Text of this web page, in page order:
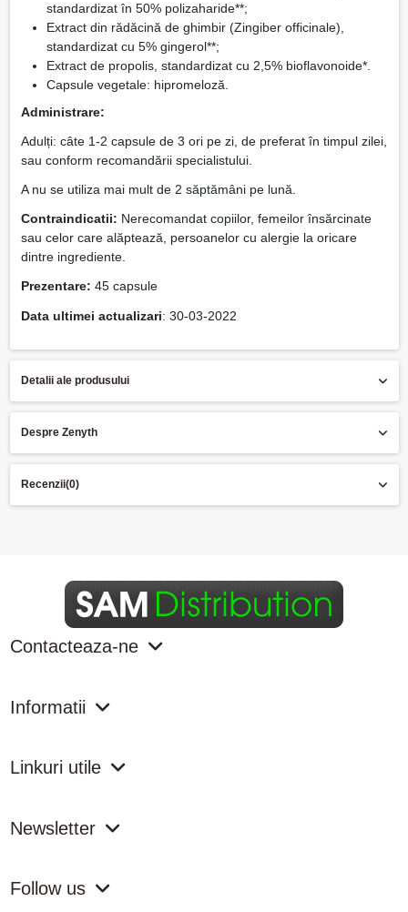
standardizat în 50% polizaharide**;
Extract din rădăcină de ghimbir (Zingiber officinale),
standardizat cu 5% gingerol**;
Extract de propolis, standardizat cu 2,5% bioflavonoide*.
Capsule vegetale: hipromeloză.
Administrare:
Adulți: câte 1-2 capsule de 3 ori pe zi, de preferat în timpul zilei,
sau conform recomandării specialistului.
A nu se utiliza mai mult de 2 săptămâni pe lună.
Contraindicatii: Nerecomandat copiilor, femeilor însărcinate
sau celor care alăptează, persoanelor cu alergie la oricare
dintre ingrediente.
Prezentare: 45 capsule
Data ultimei actualizari: 30-03-2022
Detalii ale produsului
Despre Zenyth
Recenzii(0)
Contacteaza-ne
Informatii
Linkuri utile
Newsletter
Follow us